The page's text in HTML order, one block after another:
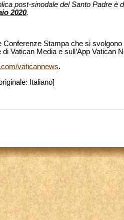
post-sinodale del Santo Padre è
2020.
Conferenze Stampa che si svolgono
di Vatican Media e sull’App Vatican
vaticannews.
Italiano]